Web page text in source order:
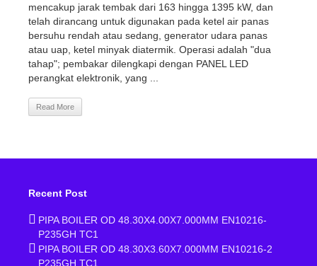
mencakup jarak tembak dari 163 hingga 1395 kW, dan
telah dirancang untuk digunakan pada ketel air panas
bersuhu rendah atau sedang, generator udara panas
atau uap, ketel minyak diatermik. Operasi adalah "dua
tahap"; pembakar dilengkapi dengan PANEL LED
perangkat elektronik, yang ...
Read More
Recent Post
PIPA BOILER OD 48.30X4.00X7.000MM EN10216-
P235GH TC1
PIPA BOILER OD 48.30X3.60X7.000MM EN10216-2
P235GH TC1